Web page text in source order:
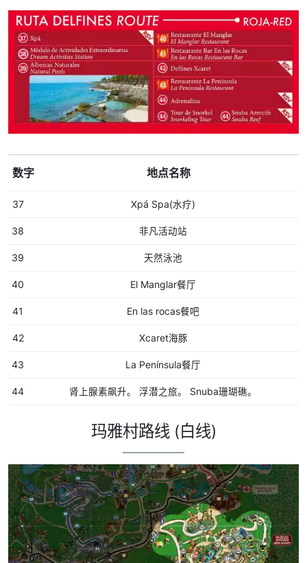
数字 地点名称
37 Xpá Spa(水疗)
38 非凡活动站
39 天然泳池
40 El Manglar餐厅
41 En las rocas餐吧
42 Xcaret海豚
43 La Península餐厅
44 肾上腺素飙升。 浮潜之旅。 Snuba珊瑚礁。
玛雅村路线 (白线)